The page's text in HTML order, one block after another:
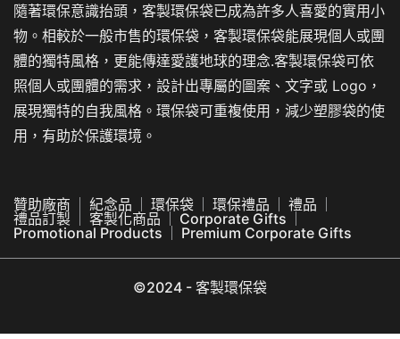
隨著環保意識抬頭，客製環保袋已成為許多人喜愛的實用小
物。相較於一般市售的環保袋，客製環保袋能展現個人或團
體的獨特風格，更能傳達愛護地球的理念.客製環保袋可依
照個人或團體的需求，設計出專屬的圖案、文字或 Logo，
展現獨特的自我風格。環保袋可重複使用，減少塑膠袋的使
用，有助於保護環境。
贊助廠商 紀念品 環保袋 環保禮品
禮品
禮品訂製
客製化商品
Corporate Gifts
Promotional Products
Premium Corporate Gifts
©2024 - 客製環保袋